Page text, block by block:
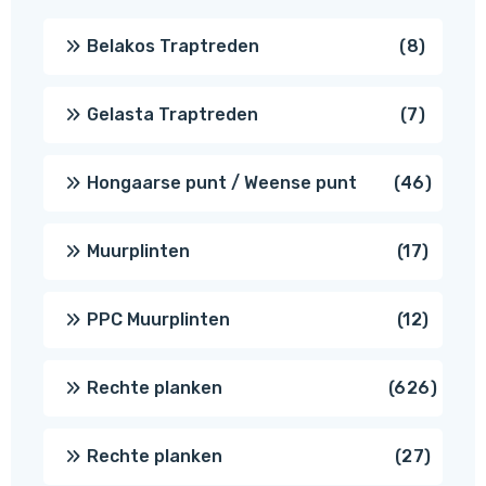
Belakos Traptreden 88
Gelasta Traptreden 77
Hongaarse punt / Weense punt 4646
Muurplinten 1717
PPC Muurplinten 1212
Rechte planken 626626
Rechte planken 2727